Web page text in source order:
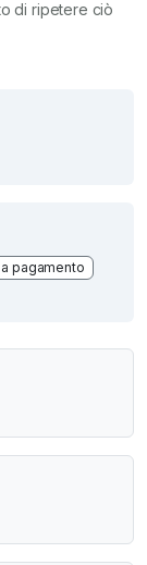
di ripetere ciò
pagamento